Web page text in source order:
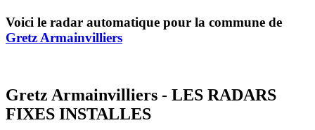
Voici le radar automatique pour la commune de
Gretz Armainvilliers
Gretz Armainvilliers - LES RADARS
FIXES INSTALLES